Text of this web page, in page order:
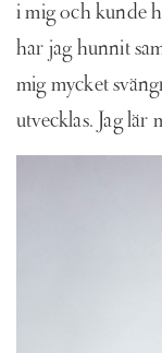
i mig och kunde
har jag hunnit
mig mycket
utvecklas. Jag lär